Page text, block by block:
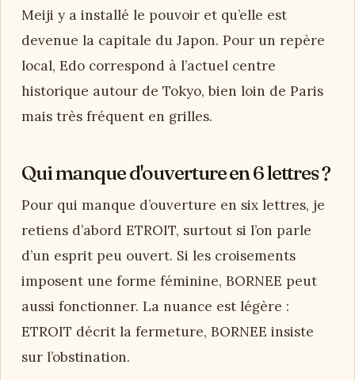
Meiji y a installé le pouvoir et qu’elle est
devenue la capitale du Japon. Pour un repère
local, Edo correspond à l’actuel centre
historique autour de Tokyo, bien loin de Paris
mais très fréquent en grilles.
Qui manque d'ouverture en 6 lettres ?
Pour qui manque d’ouverture en six lettres, je
retiens d’abord ETROIT, surtout si l’on parle
d’un esprit peu ouvert. Si les croisements
imposent une forme féminine, BORNEE peut
aussi fonctionner. La nuance est légère :
ETROIT décrit la fermeture, BORNEE insiste
sur l’obstination.